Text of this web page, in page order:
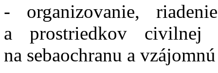
- organizovanie,
a prostriedkov civilnej
na sebaochranu a